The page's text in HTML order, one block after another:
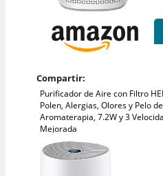
Compartir:
Purificador de Aire con Filtro
Polen, Alergias, Olores y Pelo
Aromaterapia, 7.2W y 3
Mejorada